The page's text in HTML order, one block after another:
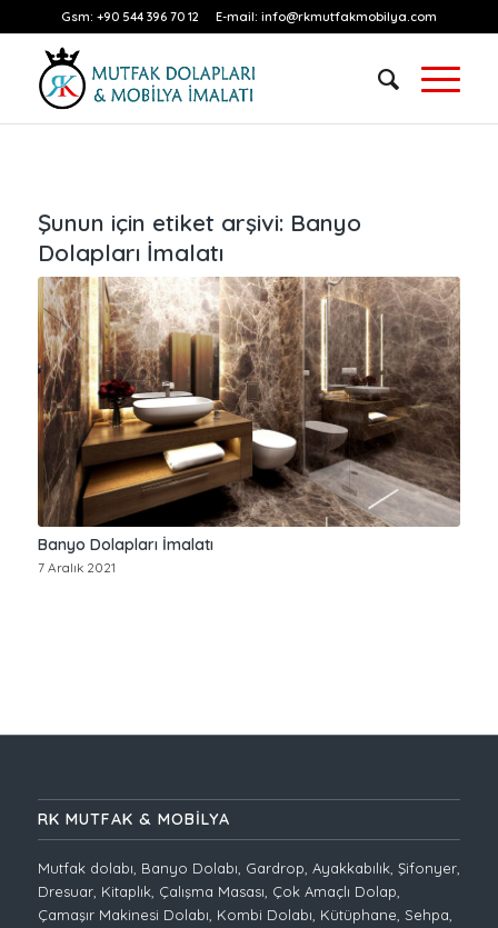
Gsm: +90 544 396 70 12 E-mail: info@rkmutfakmobilya.com
Şunun için etiket arşivi: Banyo
Dolapları İmalatı
Banyo Dolapları İmalatı
7 Aralık 2021
RK MUTFAK & MOBİLYA
Mutfak dolabı, Banyo Dolabı, Gardrop, Ayakkabılık, Şifonyer,
Dresuar, Kitaplık, Çalışma Masası, Çok Amaçlı Dolap,
Çamaşır Makinesi Dolabı, Kombi Dolabı, Kütüphane, Sehpa,